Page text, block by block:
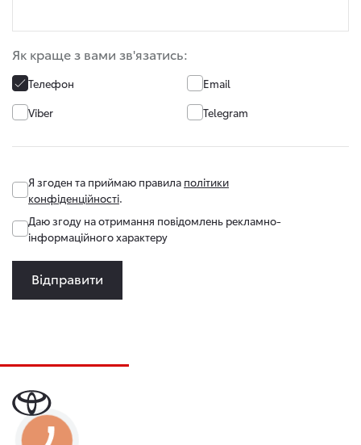
Як краще з вами зв'язатись:
Телефон
Email
Viber
Telegram
Я згоден та приймаю правила політики
конфіденційності.
Даю згоду на отримання повідомлень рекламно-
інформаційного характеру
Відправити